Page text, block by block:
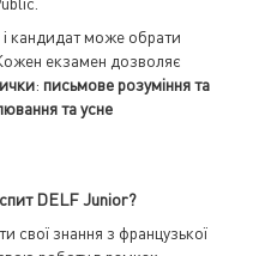
і кандидат може обрати
екзамен дозволяє
: письмове розуміння та
та усне
DELF Junior?
свої знання з французької